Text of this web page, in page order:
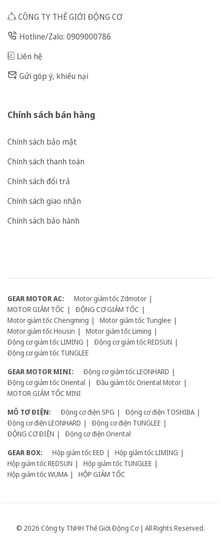
CÔNG TY THẾ GIỚI ĐỘNG CƠ
Hotline/Zalo: 0909000786
Liên hệ
Gửi góp ý, khiếu nại
Chính sách bán hàng
Chính sách bảo mật
Chính sách thanh toán
Chính sách đổi trả
Chính sách giao nhận
Chính sách bảo hành
GEAR MOTOR AC:
Motor giảm tốc Zdmotor
MOTOR GIẢM TỐC
ĐỘNG CƠ GIẢM TỐC
Motor giảm tốc Chengming
Motor giảm tốc Tunglee
Motor giảm tốc Housin
Motor giảm tốc Liming
Động cơ giảm tốc LIMING
Động cơ giảm tốc REDSUN
Động cơ giảm tốc TUNGLEE
GEAR MOTOR MINI:
Động cơ giảm tốc LEONHARD
Động cơ giảm tốc Oriental
Đầu giảm tốc Oriental Motor
MOTOR GIẢM TỐC MINI
MÔ TƠ ĐIỆN:
Động cơ điện SPG
Động cơ điện TOSHIBA
Động cơ điện LEONHARD
Động cơ điện TUNGLEE
ĐỘNG CƠ ĐIỆN
Động cơ điện Oriental
GEAR BOX:
Hộp giảm tốc EED
Hộp giảm tốc LIMING
Hộp giảm tốc REDSUN
Hộp giảm tốc TUNGLEE
Hộp giảm tốc WUMA
HỘP GIẢM TỐC
© 2026 Công ty TNHH Thế Giới Động Cơ | All Rights Reserved.